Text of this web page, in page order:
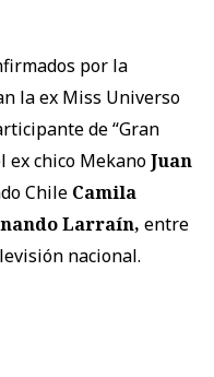
por la
la ex Miss Universo
de “Gran
ex chico MekanoJuan
Chile Camila
Larraín, entre
nacional.